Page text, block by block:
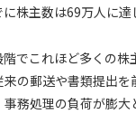
株主数は69万人に達
でこれほど多くの株
の郵送や書類提出
務処理の負荷が膨大